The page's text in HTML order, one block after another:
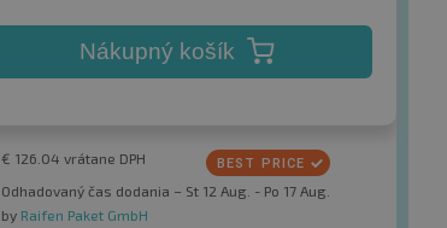
Nákupný košík
€ 126.04 vrátane DPH
Odhadovaný čas dodania – St 12 Aug. - Po 17 Aug.
by Raifen Paket GmbH